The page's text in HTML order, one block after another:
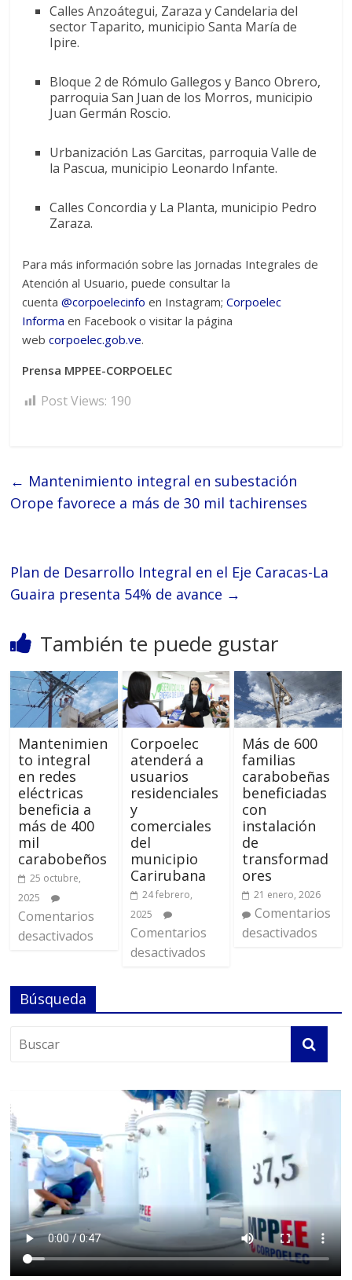
Calles Anzoátegui, Zaraza y Candelaria del
sector Taparito, municipio Santa María de
Ipire.
Bloque 2 de Rómulo Gallegos y Banco Obrero,
parroquia San Juan de los Morros, municipio
Juan Germán Roscio.
Urbanización Las Garcitas, parroquia Valle de
la Pascua, municipio Leonardo Infante.
Calles Concordia y La Planta, municipio Pedro
Zaraza.
Para más información sobre las Jornadas Integrales de
Atención al Usuario, puede consultar la
cuenta@corpoelecinfoen Instagram;Corpoelec
Informaen Facebook o visitar la página
webcorpoelec.gob.ve.
Prensa MPPEE-CORPOELEC
Post Views: 190
← Mantenimiento integral en subestación
Orope favorece a más de 30 mil tachirenses
Plan de Desarrollo Integral en el Eje Caracas-La
Guaira presenta 54% de avance →
También te puede gustar
Mantenimien
to integral
en redes
eléctricas
beneficia a
más de 400
mil
carabobeños
25 octubre,
2025
Comentarios
desactivados
Corpoelec
atenderá a
usuarios
residenciales
y
comerciales
del
municipio
Carirubana
24 febrero,
2025
Comentarios
desactivados
Más de 600
familias
carabobeñas
beneficiadas
con
instalación
de
transformad
ores
21 enero, 2026
Comentarios
desactivados
Búsqueda